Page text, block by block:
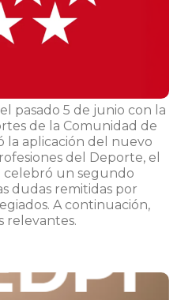
pasado 5 de junio con la
de la Comunidad de
la aplicación del nuevo
del Deporte, el
celebró un segundo
dudas remitidas por
A continuación,
relevantes.